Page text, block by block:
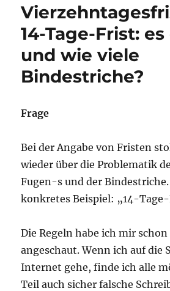
14-Tage-Frist:
und wie viele
Bindestriche?
Frage
Bei der Angabe von Fristen
wieder über die Problematik
Fugen-s und der
konkretes Beispiel: „14-
Die Regeln habe ich mir
angeschaut. Wenn ich auf die
Internet gehe, finde ich alle
Teil auch sicher falsche